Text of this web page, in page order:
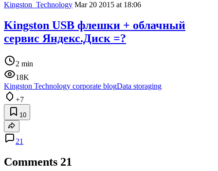
Kingston_Technology Mar 20 2015 at 18:06
Kingston USB флешки + облачный
сервис Яндекс.Диск =?
2 min
18K
Kingston Technology corporate blogData storaging
+7
10
21
Comments 21